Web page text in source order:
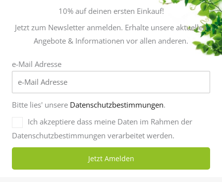
10% auf deinen ersten Einkauf!
Jetzt zum Newsletter anmelden. Erhalte unsere aktuellen
Angebote & Informationen vor allen anderen.
e-Mail Adresse
Bitte lies' unsere Datenschutzbestimmungen.
Ich akzeptiere dass meine Daten im Rahmen der
Datenschutzbestimmungen verarbeitet werden.
Jetzt Amelden